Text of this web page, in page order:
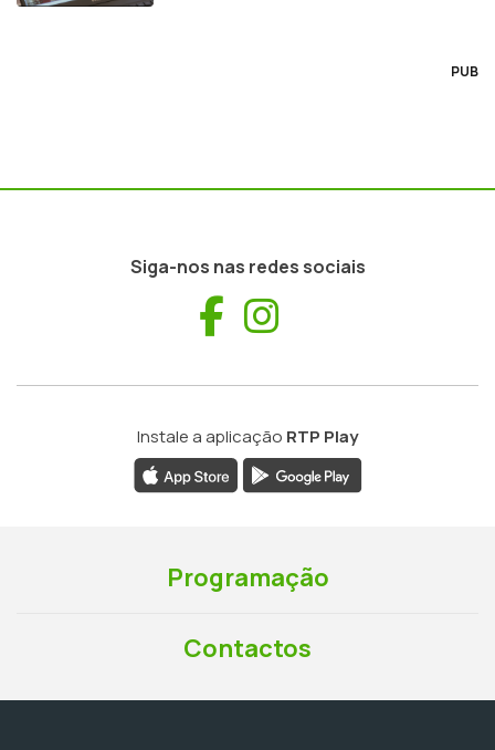
PUB
Siga-nos nas redes sociais
Facebook
Instale a aplicação RTP Play
Programação
Contactos